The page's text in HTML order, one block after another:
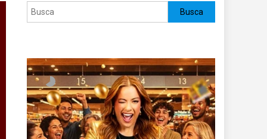
Pesquisar Busca